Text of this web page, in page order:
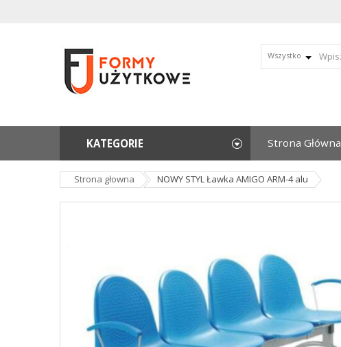
Wszystko
Strona Główna
KATEGORIE
Strona głowna NOWY STYL Ławka AMIGO ARM-4 alu